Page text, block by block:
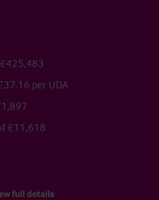
per UDA
£11,618
full details